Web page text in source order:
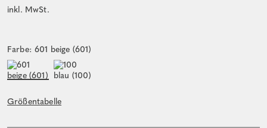
inkl. MwSt.
Farbe: 601 beige (601)
Größentabelle